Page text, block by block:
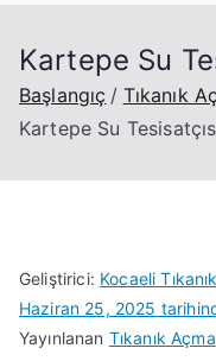
Kartepe Su
Başlangıç
Tıkanık
Kartepe Su
Geliştirici: Kocaeli
Haziran 25, 2025
Yayınlanan Tıkanık Açma